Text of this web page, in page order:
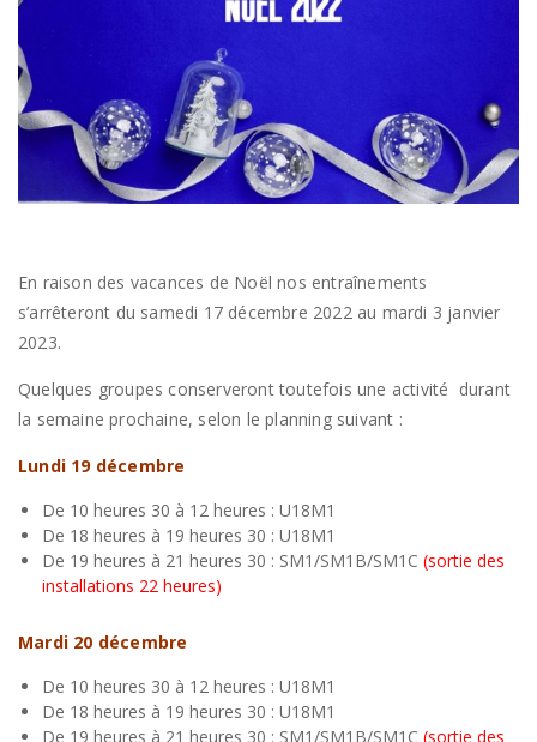
En raison des vacances de Noël nos entraînements
s’arrêteront du samedi 17 décembre 2022 au mardi 3 janvier
2023.
Quelques groupes conserveront toutefois une activité durant
la semaine prochaine, selon le planning suivant :
Lundi 19 décembre
De 10 heures 30 à 12 heures : U18M1
De 18 heures à 19 heures 30 : U18M1
De 19 heures à 21 heures 30 : SM1/SM1B/SM1C (sortie des
installations 22 heures)
Mardi 20 décembre
De 10 heures 30 à 12 heures : U18M1
De 18 heures à 19 heures 30 : U18M1
De 19 heures à 21 heures 30 : SM1/SM1B/SM1C (sortie des